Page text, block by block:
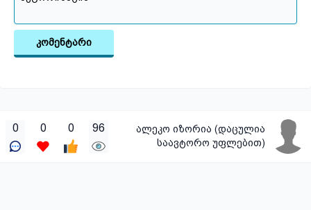
კომენტარი
0 0 0 96
ალეკო იზორია (დაცულია
საავტორო უფლებით)